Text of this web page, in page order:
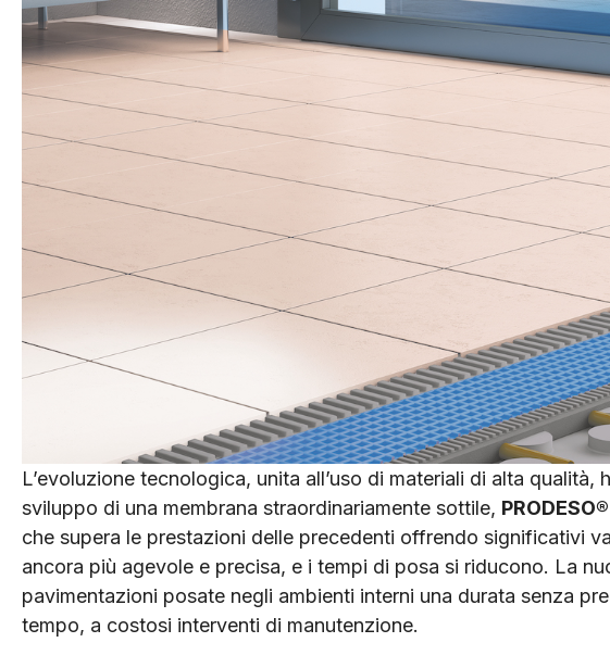
L’evoluzione tecnologica, unita all’uso di materiali di alta qualità,
sviluppo di una membrana straordinariamente sottile,
che supera le prestazioni delle precedenti offrendo significativi
ancora più agevole e precisa, e i tempi di posa si riducono. La
pavimentazioni posate negli ambienti interni una durata senza
tempo, a costosi interventi di manutenzione.